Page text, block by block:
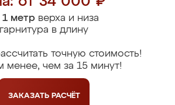
1 метрверха и низа
гарнитура в длину
точную стоимость!
менее, чем за 15 минут!
ЗАКАЗАТЬ РАСЧЁТ